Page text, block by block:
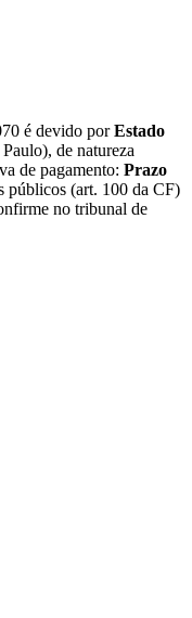
é devido porEstado
), de natureza
de pagamento: Prazo
públicos (art. 100 da CF)
no tribunal de